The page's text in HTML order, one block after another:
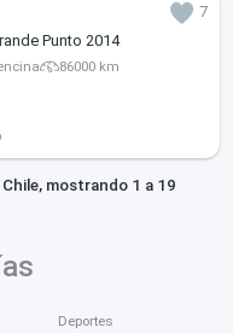
7
Punto 2014
86000 km
mostrando 1 a 19
Deportes